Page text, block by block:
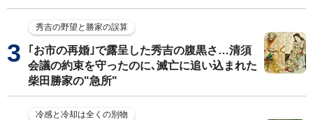
秀吉の野望と勝家の誤算
｢お市の再婚｣で露呈した秀吉の腹黒さ…清須
会議の約束を守ったのに､滅亡に追い込まれた
柴田勝家の"急所"
冷感と冷却は全くの別物